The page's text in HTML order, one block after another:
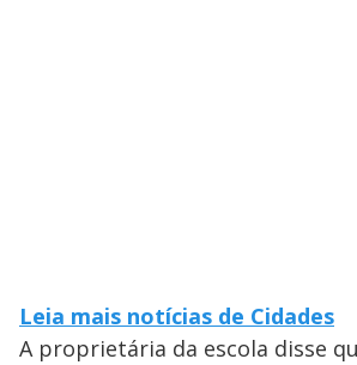
Leia mais notícias de Cidades
A proprietária da escola disse